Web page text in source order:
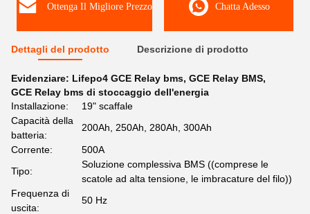
Ottenga Il Migliore Prezzo Chatta Adesso
Dettagli del prodotto Descrizione di prodotto
Evidenziare: Lifepo4 GCE Relay bms, GCE Relay BMS,
GCE Relay bms di stoccaggio dell'energia
Installazione:
19" scaffale
Capacità della
batteria:
200Ah, 250Ah, 280Ah, 300Ah
Corrente:
500A
Tipo:
Soluzione complessiva BMS ((comprese le
scatole ad alta tensione, le imbracature del filo))
Frequenza di
uscita:
50 Hz